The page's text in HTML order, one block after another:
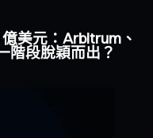
美元：Arbitrum、
階段脫穎而出？